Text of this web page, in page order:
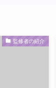
監修者の紹介